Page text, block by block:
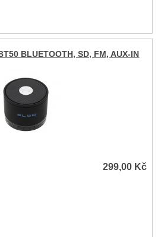
BLUETOOTH, SD, FM, AUX-IN
299,00 Kč